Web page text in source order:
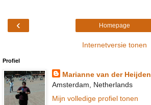
‹ Homepage
Internetversie tonen
Profiel
Marianne van der Heijden
Amsterdam, Netherlands
Mijn volledige profiel tonen